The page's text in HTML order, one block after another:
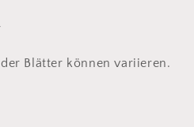
Blätter können variieren.